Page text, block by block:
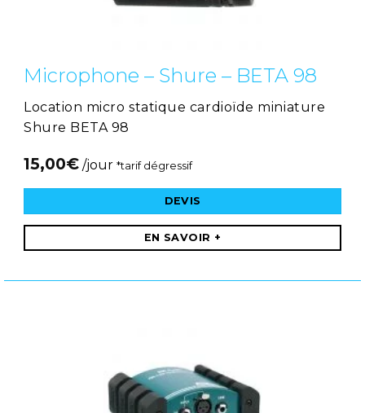
Microphone – Shure – BETA 98
Location micro statique cardioïde miniature
Shure BETA 98
15,00€ /jour *tarif dégressif
DEVIS
EN SAVOIR +